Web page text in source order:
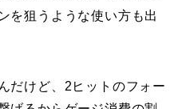
を狙うような使い方も出
だけど、2ヒットのフォー